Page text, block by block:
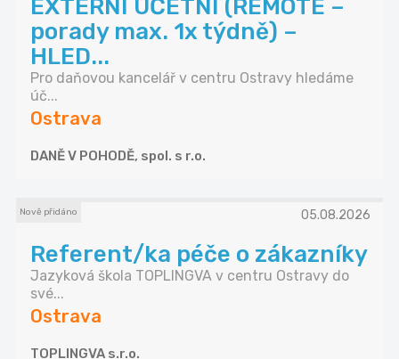
EXTERNÍ ÚČETNÍ (REMOTE –
porady max. 1x týdně) –
HLED...
Pro daňovou kancelář v centru Ostravy hledáme
úč...
Ostrava
DANĚ V POHODĚ, spol. s r.o.
Nově přidáno 05.08.2026
Referent/ka péče o zákazníky
Jazyková škola TOPLINGVA v centru Ostravy do
své...
Ostrava
TOPLINGVA s.r.o.